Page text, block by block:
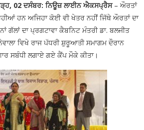
02 ਦਸੰਬਰ: ਨਿਊਜ਼ ਲਾਈਨ ਐਕਸਪ੍ਰੈਸ– ਔਰਤਾਂ
ਹਨ ਅਜਿਹਾ ਕੋਈ ਵੀ ਖੇਤਰ ਨਹੀਂ ਜਿੱਥੇ ਔਰਤਾਂ ਦਾ
ਗੱਲਾਂ ਦਾ ਪ੍ਰਗਟਾਵਾ ਕੈਬਨਿਟ ਮੰਤਰੀ ਡਾ. ਬਲਜੀਤ
ਵਿਖੇ ਰਾਜ ਪੱਧਰੀ ਸ਼ੁਰੂਆਤੀ ਸਮਾਗਮ ਦੌਰਾਨ
ਸਬੰਧੀ ਲਗਾਏ ਗਏ ਕੈਂਪ ਮੌਕੇ ਕੀਤਾ।